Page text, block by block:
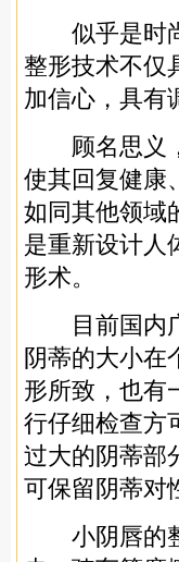
似乎是时尚
整形技术不仅
加信心，具有
顾名思义，
使其回复健康
如同其他领域
是重新设计人
形术。
目前国内广
阴蒂的大小在
形所致，也有
行仔细检查方
过大的阴蒂部
可保留阴蒂对
小阴唇的整